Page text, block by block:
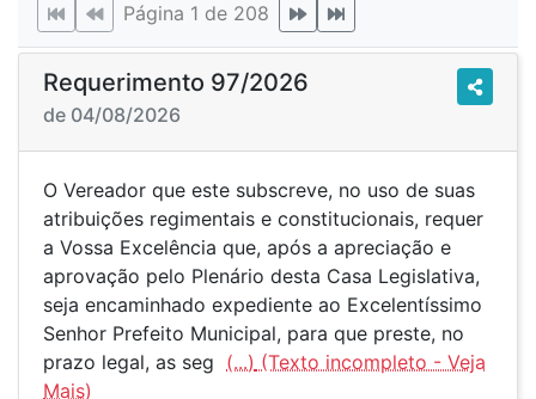
Página 1 de 208
Requerimento 97/2026
de 04/08/2026
O Vereador que este subscreve, no uso de suas
atribuições regimentais e constitucionais, requer
a Vossa Excelência que, após a apreciação e
aprovação pelo Plenário desta Casa Legislativa,
seja encaminhado expediente ao Excelentíssimo
Senhor Prefeito Municipal, para que preste, no
prazo legal, as seg (...)